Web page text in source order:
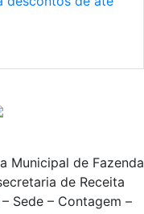
Municipal de Fazenda
de Receita
Sede – Contagem –